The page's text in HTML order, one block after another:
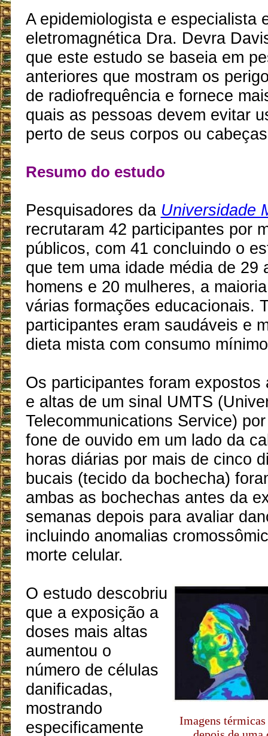
A epidemiologista e especialista
eletromagnética Dra. Devra
que este estudo se baseia em
anteriores que mostram os
de radiofrequência e fornece
quais as pessoas devem evitar
perto de seus corpos ou
Resumo do estudo
Pesquisadores da Universidade
recrutaram 42 participantes por
públicos, com 41 concluindo o
que tem uma idade média de 29
homens e 20 mulheres, a
várias formações educacionais.
participantes eram saudáveis e
dieta mista com consumo
Os participantes foram expostos
e altas de um sinal UMTS
Telecommunications Service)
fone de ouvido em um lado da
horas diárias por mais de cinco
bucais (tecido da bochecha)
ambas as bochechas antes da
semanas depois para avaliar
incluindo anomalias
morte celular.
Imagens
O estudo descobriu
que a exposição a
doses mais altas
aumentou o
número de células
danificadas,
mostrando
especificamente